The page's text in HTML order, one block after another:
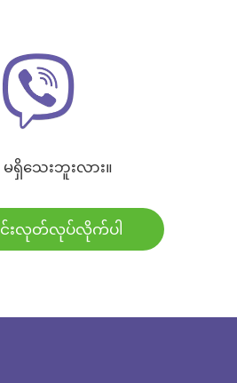
မရှိသေးဘူးလား။
င်းလုတ်လုပ်လိုက်ပါ